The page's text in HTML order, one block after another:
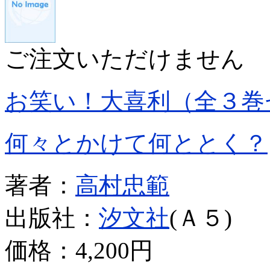
ご注文いただけません
お笑い！大喜利（全３
何々とかけて何ととく？
著者： 高村忠範
出版社： 汐文社(Ａ５)
価格： 4,200円